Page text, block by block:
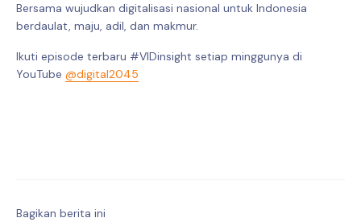
Bersama wujudkan digitalisasi nasional untuk Indonesia
berdaulat, maju, adil, dan makmur.
Ikuti episode terbaru #VIDinsight setiap minggunya di
YouTube @digital2045
Bagikan berita ini